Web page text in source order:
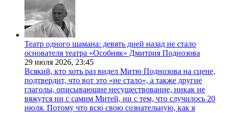
Театр одного шамана: девять дней назад не стало
основателя театра «Особняк» Дмитрия Поднозова
29 июля 2026, 23:45
Всякий, кто хоть раз видел Митю Поднозова на сцене,
подтвердит, что вот это «не стало», а также другие
глаголы, описывающие несуществование, никак не
вяжутся ни с самим Митей, ни с тем, что случилось 20
июля. Потому что всю свою сознательную, как я